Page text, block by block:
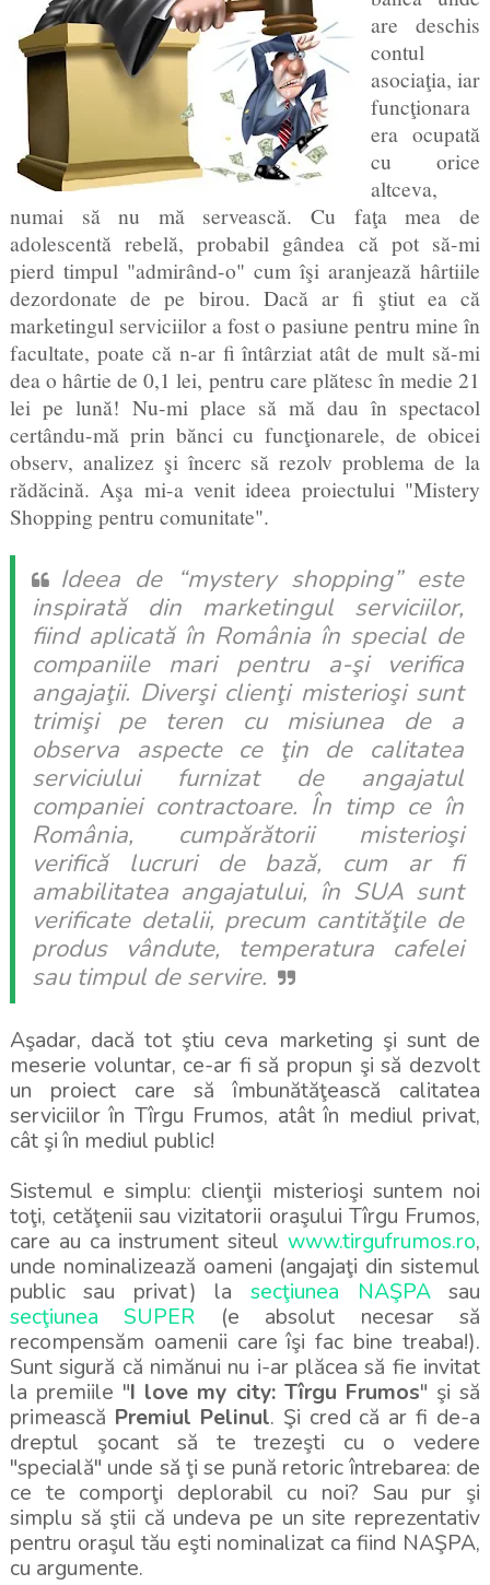
are deschis
contul
asociaţia, iar
funcţionara
era ocupată
cu orice
altceva,
numai să nu mă servească. Cu faţa mea de
adolescentă rebelă, probabil gândea că pot să-mi
pierd timpul "admirând-o" cum îşi aranjează hârtiile
dezordonate de pe birou. Dacă ar fi ştiut ea că
marketingul serviciilor a fost o pasiune pentru mine în
facultate, poate că n-ar fi întârziat atât de mult să-mi
dea o hârtie de 0,1 lei, pentru care plătesc în medie 21
lei pe lună! Nu-mi place să mă dau în spectacol
certându-mă prin bănci cu funcţionarele, de obicei
observ, analizez şi încerc să rezolv problema de la
rădăcină. Aşa mi-a venit ideea proiectului "Mistery
Shopping pentru comunitate".
Ideea de “mystery shopping” este
inspirată din marketingul serviciilor,
fiind aplicată în România în special de
companiile mari pentru a-şi verifica
angajaţii. Diverşi clienţi misterioşi sunt
trimişi pe teren cu misiunea de a
observa aspecte ce ţin de calitatea
serviciului furnizat de angajatul
companiei contractoare. În timp ce în
România, cumpărătorii misterioşi
verifică lucruri de bază, cum ar fi
amabilitatea angajatului, în SUA sunt
verificate detalii, precum cantităţile de
produs vândute, temperatura cafelei
sau timpul de servire.
Aşadar, dacă tot ştiu ceva marketing şi sunt de
meserie voluntar, ce-ar fi să propun şi să dezvolt
un proiect care să îmbunătăţească calitatea
serviciilor în Tîrgu Frumos, atât în mediul privat,
cât şi în mediul public!
Sistemul e simplu: clienţii misterioşi suntem noi
toţi, cetăţenii sau vizitatorii oraşului Tîrgu Frumos,
care au ca instrument siteulwww.tirgufrumos.ro,
unde nominalizează oameni (angajaţi din sistemul
public sau privat) lasecţiunea NAŞPAsau
secţiunea SUPER (e absolut necesar să
recompensăm oamenii care îşi fac bine treaba!).
Sunt sigură că nimănui nu i-ar plăcea să fie invitat
la premiile "I love my city: Tîrgu Frumos" şi să
primească Premiul Pelinul. Şi cred că ar fi de-a
dreptul şocant să te trezeşti cu o vedere
"specială" unde să ţi se pună retoric întrebarea: de
ce te comporţi deplorabil cu noi? Sau pur şi
simplu să ştii că undeva pe un site reprezentativ
pentru oraşul tău eşti nominalizat ca fiind NAŞPA,
cu argumente.